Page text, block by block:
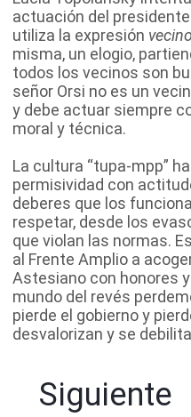
actuación del
utiliza la expresión vecino
misma, un elogio,
todos los vecinos son
señor Orsi no es un
y debe actuar siempre
moral y técnica.
La cultura “tupa-mpp”
permisividad con
deberes que los
respetar, desde los
que violan las normas.
al Frente Amplio a
Astesiano con honores
mundo del revés
pierde el gobierno y
desvalorizan y se
Siguiente